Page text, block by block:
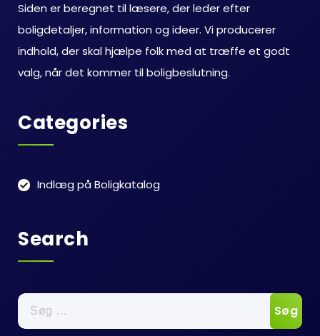
Siden er beregnet til læsere, der leder efter
boligdetaljer, information og ideer. Vi producerer
indhold, der skal hjælpe folk med at træffe et godt
valg, når det kommer til boligbeslutning.
Categories
Indlæg på Boligkatalog
Search
Søg
efter: